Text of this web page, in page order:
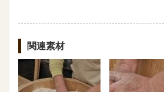
関連素材